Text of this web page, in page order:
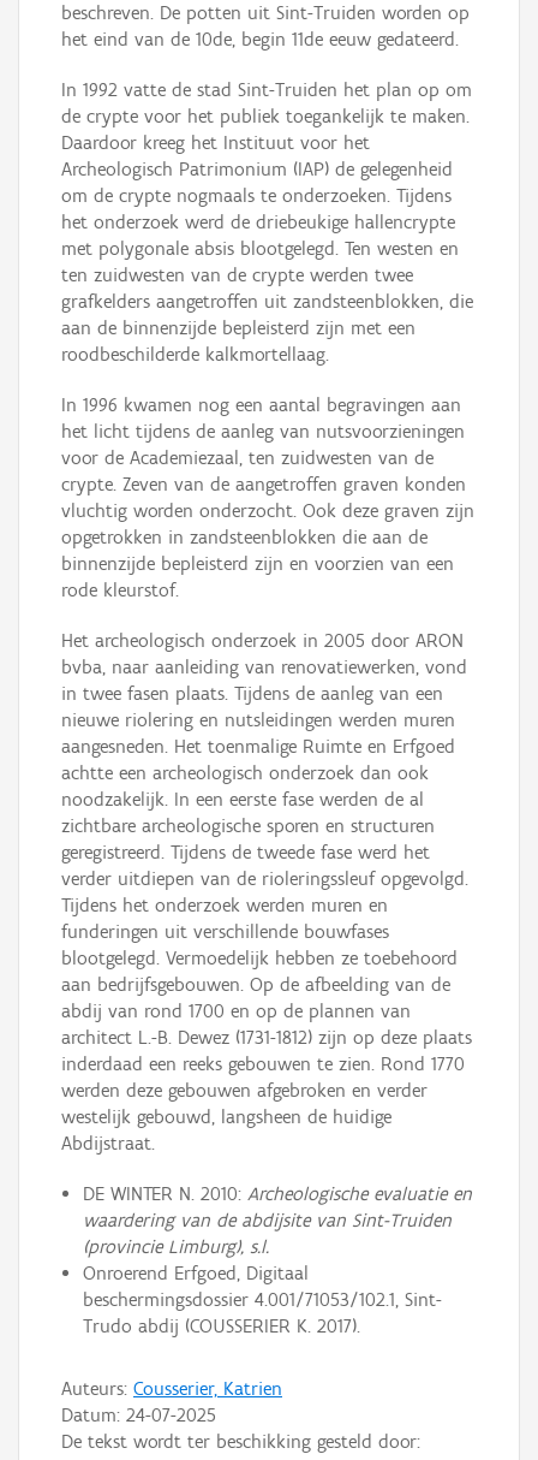
beschreven. De potten uit Sint-Truiden worden op
het eind van de 10de, begin 11de eeuw gedateerd.
In 1992 vatte de stad Sint-Truiden het plan op om
de crypte voor het publiek toegankelijk te maken.
Daardoor kreeg het Instituut voor het
Archeologisch Patrimonium (IAP) de gelegenheid
om de crypte nogmaals te onderzoeken. Tijdens
het onderzoek werd de driebeukige hallencrypte
met polygonale absis blootgelegd. Ten westen en
ten zuidwesten van de crypte werden twee
grafkelders aangetroffen uit zandsteenblokken, die
aan de binnenzijde bepleisterd zijn met een
roodbeschilderde kalkmortellaag.
In 1996 kwamen nog een aantal begravingen aan
het licht tijdens de aanleg van nutsvoorzieningen
voor de Academiezaal, ten zuidwesten van de
crypte. Zeven van de aangetroffen graven konden
vluchtig worden onderzocht. Ook deze graven zijn
opgetrokken in zandsteenblokken die aan de
binnenzijde bepleisterd zijn en voorzien van een
rode kleurstof.
Het archeologisch onderzoek in 2005 door ARON
bvba, naar aanleiding van renovatiewerken, vond
in twee fasen plaats. Tijdens de aanleg van een
nieuwe riolering en nutsleidingen werden muren
aangesneden. Het toenmalige Ruimte en Erfgoed
achtte een archeologisch onderzoek dan ook
noodzakelijk. In een eerste fase werden de al
zichtbare archeologische sporen en structuren
geregistreerd. Tijdens de tweede fase werd het
verder uitdiepen van de rioleringssleuf opgevolgd.
Tijdens het onderzoek werden muren en
funderingen uit verschillende bouwfases
blootgelegd. Vermoedelijk hebben ze toebehoord
aan bedrijfsgebouwen. Op de afbeelding van de
abdij van rond 1700 en op de plannen van
architect L.-B. Dewez (1731-1812) zijn op deze plaats
inderdaad een reeks gebouwen te zien. Rond 1770
werden deze gebouwen afgebroken en verder
westelijk gebouwd, langsheen de huidige
Abdijstraat.
DE WINTER N. 2010: Archeologische evaluatie en
waardering van de abdijsite van Sint-Truiden
(provincie Limburg), s.l.
Onroerend Erfgoed, Digitaal
beschermingsdossier 4.001/71053/102.1, Sint-
Trudo abdij (COUSSERIER K. 2017).
Auteurs: Cousserier, Katrien
Datum: 24-07-2025
De tekst wordt ter beschikking gesteld door: